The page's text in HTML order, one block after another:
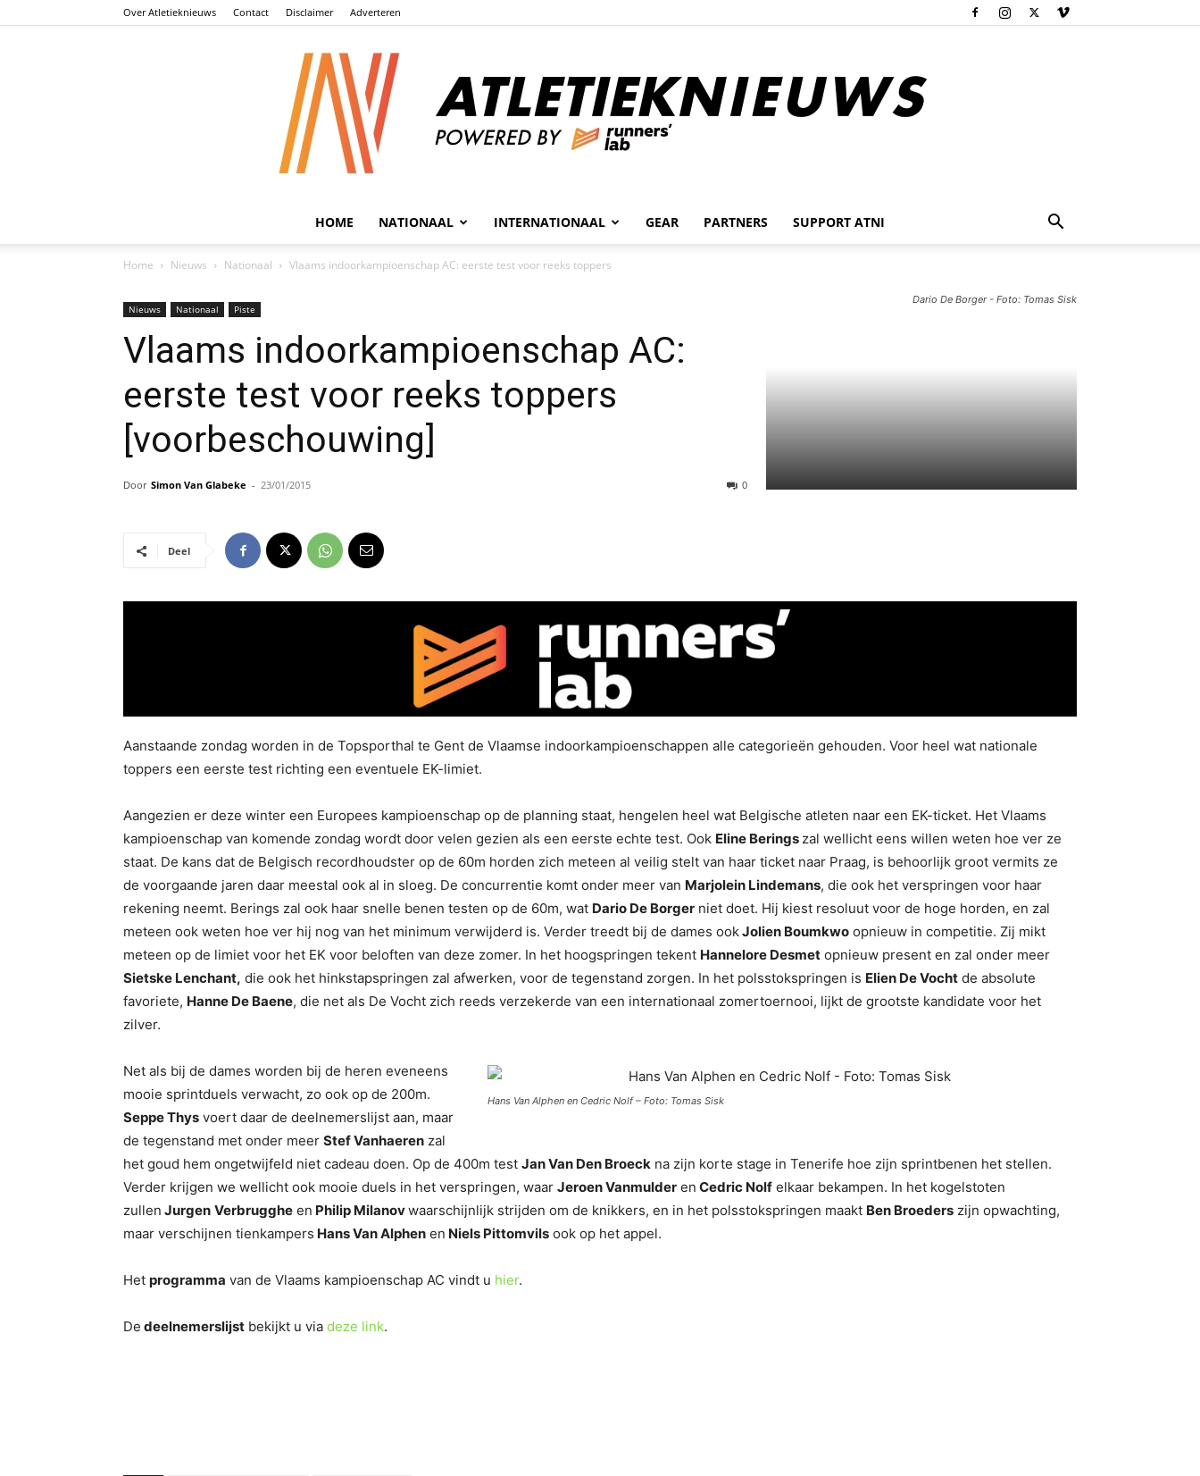
Over Atletieknieuws Contact Disclaimer Adverteren
HOME NATIONAAL INTERNATIONAAL GEAR PARTNERS SUPPORT ATNI
Home Nieuws Nationaal Vlaams indoorkampioenschap AC: eerste test voor reeks toppers
Dario De Borger - Foto: Tomas Sisk
Nieuws Nationaal Piste
Vlaams indoorkampioenschap AC:
eerste test voor reeks toppers
[voorbeschouwing]
Door Simon Van Glabeke - 23/01/2015 0
Deel
Aanstaande zondag worden in de Topsporthal te Gent de Vlaamse indoorkampioenschappen alle categorieën gehouden. Voor heel wat nationale
toppers een eerste test richting een eventuele EK-limiet.
Aangezien er deze winter een Europees kampioenschap op de planning staat, hengelen heel wat Belgische atleten naar een EK-ticket. Het Vlaams
kampioenschap van komende zondag wordt door velen gezien als een eerste echte test. Ook Eline Berings zal wellicht eens willen weten hoe ver ze
staat. De kans dat de Belgisch recordhoudster op de 60m horden zich meteen al veilig stelt van haar ticket naar Praag, is behoorlijk groot vermits ze
de voorgaande jaren daar meestal ook al in sloeg. De concurrentie komt onder meer van Marjolein Lindemans, die ook het verspringen voor haar
rekening neemt. Berings zal ook haar snelle benen testen op de 60m, wat Dario De Borger niet doet. Hij kiest resoluut voor de hoge horden, en zal
meteen ook weten hoe ver hij nog van het minimum verwijderd is. Verder treedt bij de dames ookJolien Boumkwo opnieuw in competitie. Zij mikt
meteen op de limiet voor het EK voor beloften van deze zomer. In het hoogspringen tekent Hannelore Desmet opnieuw present en zal onder meer
Sietske Lenchant, die ook het hinkstapspringen zal afwerken, voor de tegenstand zorgen. In het polsstokspringen is Elien De Vocht de absolute
favoriete, Hanne De Baene, die net als De Vocht zich reeds verzekerde van een internationaal zomertoernooi, lijkt de grootste kandidate voor het
zilver.
Hans Van Alphen en Cedric Nolf – Foto: Tomas Sisk
Net als bij de dames worden bij de heren eveneens
mooie sprintduels verwacht, zo ook op de 200m.
Seppe Thys voert daar de deelnemerslijst aan, maar
de tegenstand met onder meer Stef Vanhaeren zal
het goud hem ongetwijfeld niet cadeau doen. Op de 400m test Jan Van Den Broeck na zijn korte stage in Tenerife hoe zijn sprintbenen het stellen.
Verder krijgen we wellicht ook mooie duels in het verspringen, waar Jeroen Vanmulder en Cedric Nolf elkaar bekampen. In het kogelstoten
zullen Jurgen Verbrugghe en Philip Milanovwaarschijnlijk strijden om de knikkers, en in het polsstokspringen maakt Ben Broeders zijn opwachting,
maar verschijnen tienkampers Hans Van Alphen en Niels Pittomvils ook op het appel.
Het programma van de Vlaams kampioenschap AC vindt u hier.
De deelnemerslijst bekijkt u via deze link.